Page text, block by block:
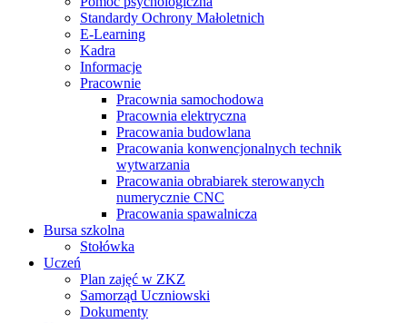
Standardy Ochrony Małoletnich
E-Learning
Kadra
Informacje
Pracownie
Pracownia samochodowa
Pracownia elektryczna
Pracowania budowlana
Pracowania konwencjonalnych technik
wytwarzania
Pracowania obrabiarek sterowanych
numerycznie CNC
Pracowania spawalnicza
Bursa szkolna
Stołówka
Uczeń
Plan zajęć w ZKZ
Samorząd Uczniowski
Dokumenty